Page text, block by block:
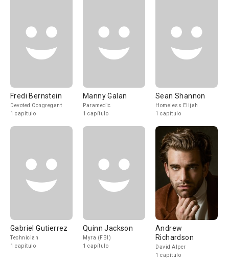
Fredi Bernstein
Devoted Congregant
1 capítulo
Manny Galan
Paramedic
1 capítulo
Sean Shannon
Homeless Elijah
1 capítulo
Gabriel Gutierrez
Technician
1 capítulo
Quinn Jackson
Myra (FBI)
1 capítulo
Andrew
Richardson
David Alper
1 capítulo